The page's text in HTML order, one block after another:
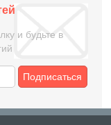
и будьте в
Подписаться